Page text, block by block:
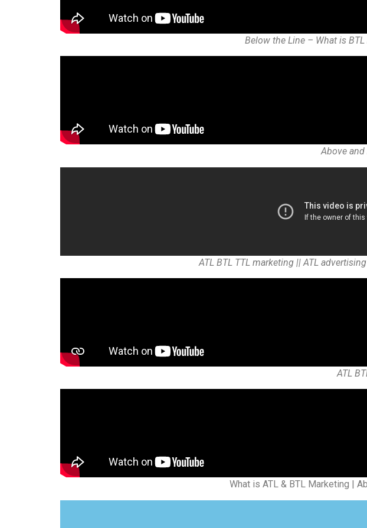
Below the Line – What is
Above
ATL BTL TTL marketing || ATL
ATL
What is ATL & BTL Marketing |